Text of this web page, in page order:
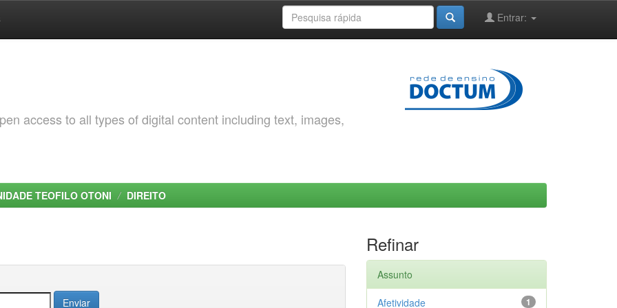
Entrar:
access to all types of digital content including text, images,
TEOFILO OTONI DIREITO
Refinar
Assunto
1
Afetividade